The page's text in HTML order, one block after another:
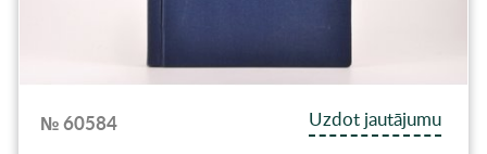
№ 60584
Uzdot jautājumu